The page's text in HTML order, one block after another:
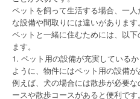
ペットを飼って生活する場合、一
な設備や間取りには違いがあります。
ペットと一緒に住むためには、以
ます。
1. ペット用の設備が充実している
ように、物件にはペット用の設備が
例えば、犬の場合には散歩が必要
ースや散歩コースがあると便利です。